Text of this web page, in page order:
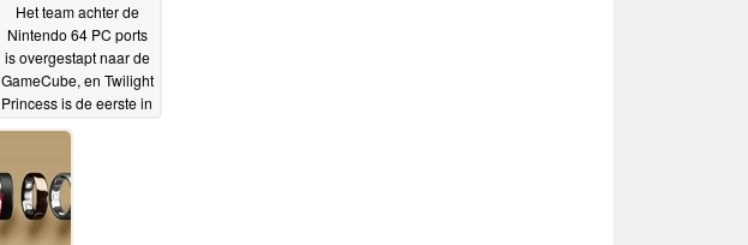
Het team achter de
Nintendo 64 PC ports
is overgestapt naar de
GameCube, en Twilight
Princess is de eerste in
08-06-2026